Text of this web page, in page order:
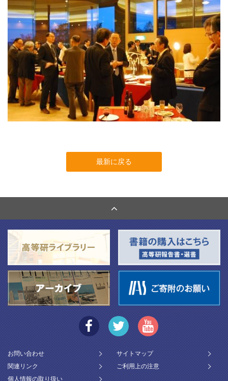
最新に戻る
お問い合わせ
サイトマップ
関連リンク
ご利用上の注意
個人情報の取り扱い